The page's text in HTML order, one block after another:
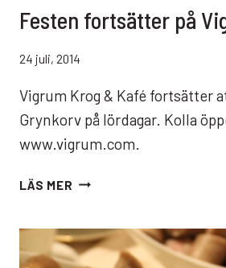
Festen fortsätter på
24 juli, 2014
Vigrum Krog & Kafé fortsätter
Grynkorv på lördagar. Kolla
www.vigrum.com.
LÄS MER FESTEN
VIGRUM